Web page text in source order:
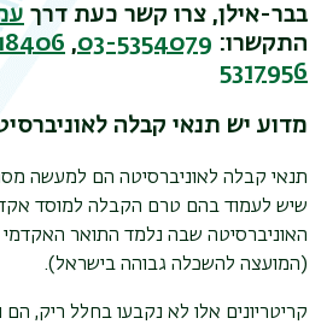
בבר-אילן, צרו קשר כעת דרך
התקשרו: 03-5354079
,
5317956
מדוע יש תנאי קבלה
תנאי קבלה לאוניברסיטה הם למעשה
שיש לעמוד בהם טרם הקבלה למוסד
האוניברסיטה שבה נלמד התואר
(המועצה להשכלה גבוהה בישראל).
קריטריונים אלו לא נקבעו בחלל ריק,